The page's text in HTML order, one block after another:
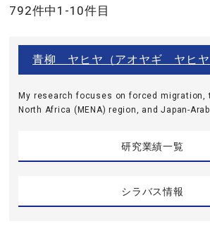
792件中1-10件目
青柳 ヤヒヤ（アオヤギ ヤヒヤ
My research focuses on forced migration,
North Africa (MENA) region, and Japan-
研究業績一覧
シラバス情報